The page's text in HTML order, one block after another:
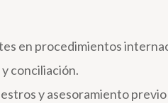
en procedimientos
conciliación.
y asesoramiento